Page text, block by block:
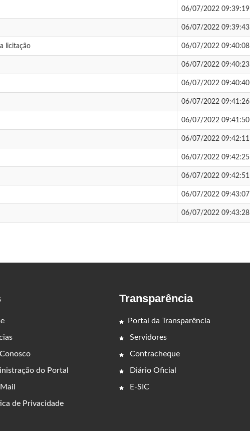
06/07/2022 09:39:19
06/07/2022 09:39:43
licitação 06/07/2022 09:40:08
06/07/2022 09:40:23
06/07/2022 09:40:40
06/07/2022 09:41:26
06/07/2022 09:41:50
06/07/2022 09:42:11
06/07/2022 09:42:25
06/07/2022 09:42:51
06/07/2022 09:43:07
06/07/2022 09:43:28
do Portal
de Privacidade
Transparência
Portal da Transparência
Servidores
Contracheque
Diário Oficial
E-SIC